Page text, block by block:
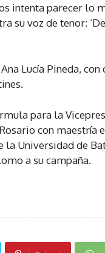
intenta parecer lo
su voz de tenor:
Lucía Pineda,
para la
con maestría
Universidad de
a su campaña.